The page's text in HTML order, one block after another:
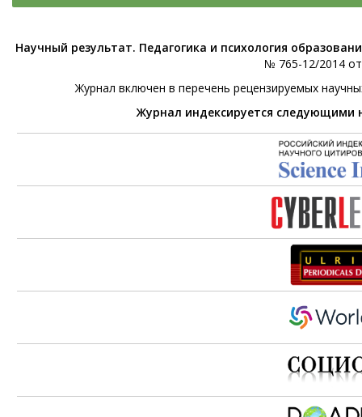
Научный результат. Педагогика и психология
№ 765-12/2014
Журнал включен в перечень рецензируемых
Журнал индексируется